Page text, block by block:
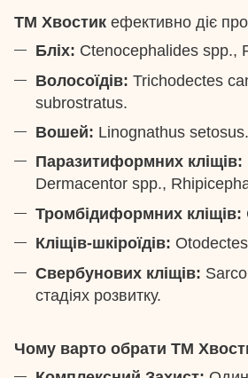
ТМ Хвостик ефективно діє
Бліх: Ctenocephalides spp.,
Волосоїдів: Trichodectes
subrostratus.
Вошей: Linognathus setosus.
Паразитиформних кліщів:
Dermacentor spp.,
Тромбідиформних кліщів:
Кліщів-шкіроїдів:
Свербунових кліщів:
стадіях розвитку.
Чому варто обрати ТМ